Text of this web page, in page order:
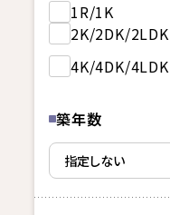
1R/1K
2K/2DK/2LDK
4K/4DK/4LDK
築年数